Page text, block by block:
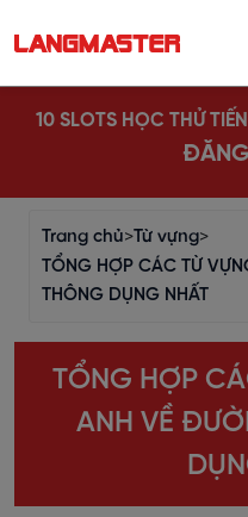
10 SLOTS HỌC THỬ
Trang chủ>Từ vựng>
TỔNG HỢP CÁC TỪ
THÔNG DỤNG NHẤT
TỔNG HỢP
ANH VỀ